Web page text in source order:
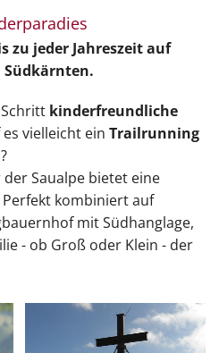
zu jeder Jahreszeit auf
Südkärnten.
kinderfreundliche
vielleicht ein Trailrunning
Saualpe bietet eine
kombiniert auf
mit Südhanglage,
- ob Groß oder Klein - der